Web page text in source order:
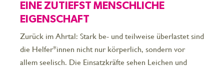
EINE ZUTIEFST MENSCHLICHE
EIGENSCHAFT
Zurück im Ahrtal: Stark be- und teilweise überlastet sind
die Helfer*innen nicht nur körperlich, sondern vor
allem seelisch. Die Einsatzkräfte sehen Leichen und